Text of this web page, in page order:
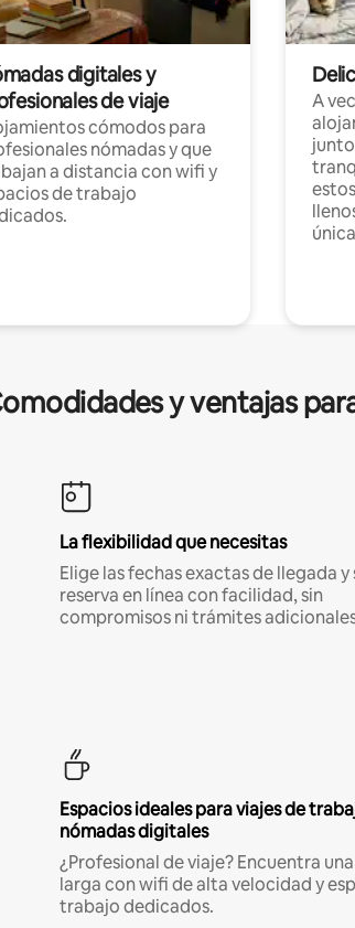
digitales y
de viaje
cómodos para
nómadas y que
a distancia con wifi y
de trabajo
A
y ventajas
La flexibilidad que necesitas
Elige las fechas exactas de llegada y
reserva en línea con facilidad, sin
compromisos ni trámites
Espacios ideales para viajes de
nómadas digitales
¿Profesional de viaje? Encuentra
larga con wifi de alta velocidad y
trabajo dedicados.